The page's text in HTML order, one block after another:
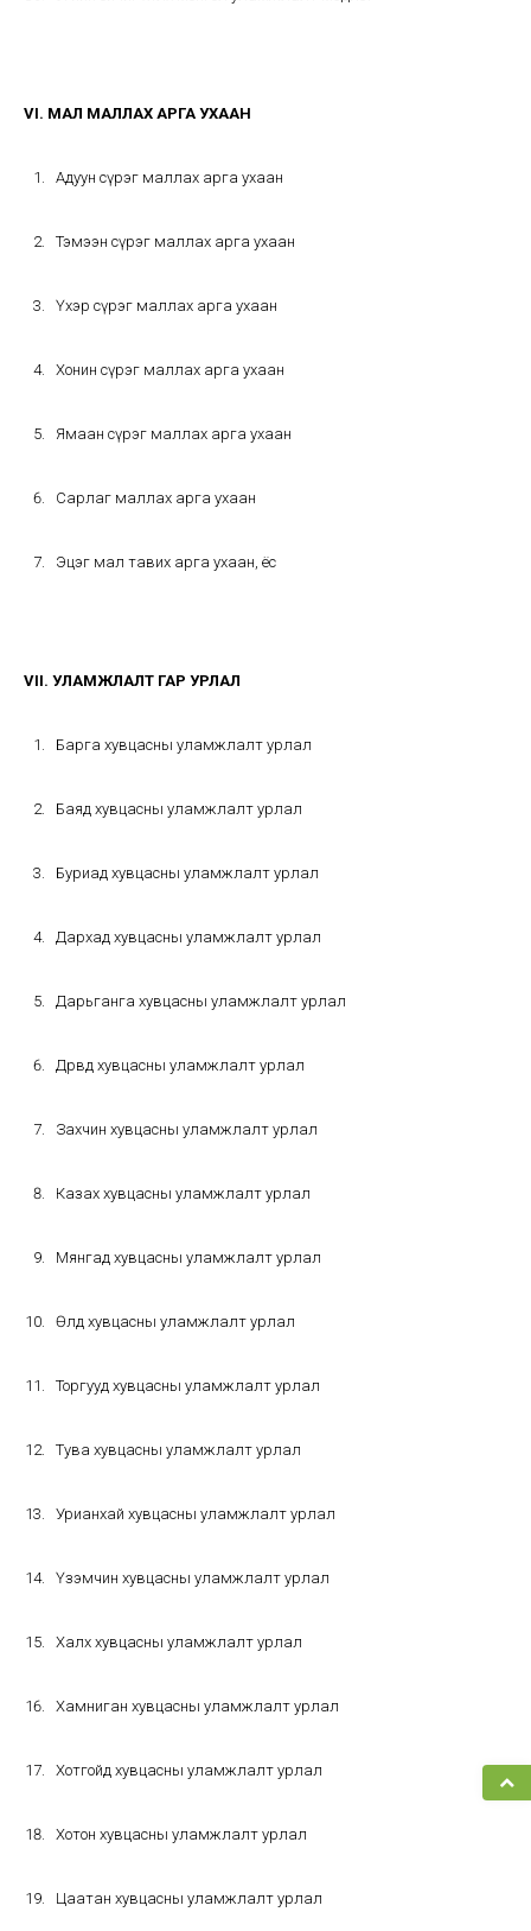
VI. МАЛ МАЛЛАХ АРГА УХААН
Адуун сүрэг маллах арга ухаан
Тэмээн сүрэг маллах арга ухаан
Үхэр сүрэг маллах арга ухаан
Хонин сүрэг маллах арга ухаан
Ямаан сүрэг маллах арга ухаан
Сарлаг маллах арга ухаан
Эцэг мал тавих арга ухаан, ёс
VII. УЛАМЖЛАЛТ ГАР УРЛАЛ
Барга хувцасны уламжлалт урлал
Баяд хувцасны уламжлалт урлал
Буриад хувцасны уламжлалт урлал
Дархад хувцасны уламжлалт урлал
Дарьганга хувцасны уламжлалт урлал
Дөрвөд хувцасны уламжлалт урлал
Захчин хувцасны уламжлалт урлал
Казах хувцасны уламжлалт урлал
Мянгад хувцасны уламжлалт урлал
Өөлд хувцасны уламжлалт урлал
Торгууд хувцасны уламжлалт урлал
Тува хувцасны уламжлалт урлал
Урианхай хувцасны уламжлалт урлал
Үзэмчин хувцасны уламжлалт урлал
Халх хувцасны уламжлалт урлал
Хамниган хувцасны уламжлалт урлал
Хотгойд хувцасны уламжлалт урлал
Хотон хувцасны уламжлалт урлал
Цаатан хувцасны уламжлалт урлал